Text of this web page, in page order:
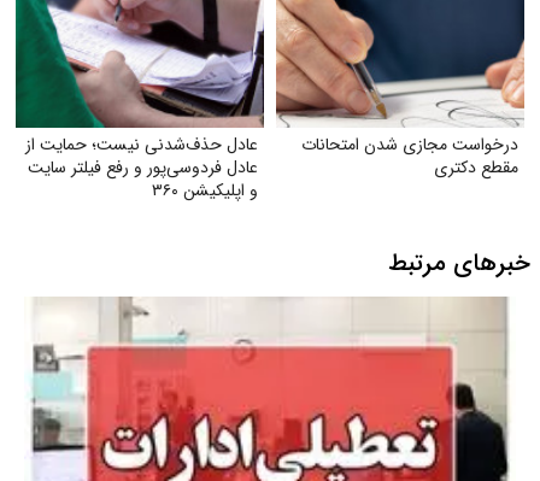
درخواست مجازی شدن امتحانات
مقطع دکتری
عادل حذف‌شدنی نیست؛ حمایت از
عادل فردوسی‌پور و رفع فیلتر سایت
و اپلیکیشن ۳۶۰
خبرهای مرتبط